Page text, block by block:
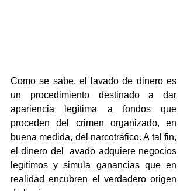
Como se sabe, el lavado de dinero es
un procedimiento destinado a dar
apariencia legítima a fondos que
proceden del crimen organizado, en
buena medida, del narcotráfico. A tal fin,
el dinero del  avado adquiere negocios
legítimos y simula ganancias que en
realidad encubren el verdadero origen